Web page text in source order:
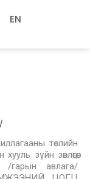
EN
төслийн
зүйн зөвлөгөө,
/гарын авлага/